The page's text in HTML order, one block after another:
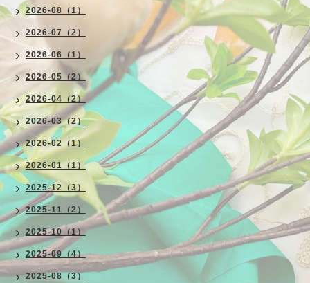
2026-08（1）
2026-07（2）
2026-06（1）
2026-05（2）
2026-04（2）
2026-03（2）
2026-02（1）
2026-01（1）
2025-12（3）
2025-11（2）
2025-10（1）
2025-09（4）
2025-08（3）